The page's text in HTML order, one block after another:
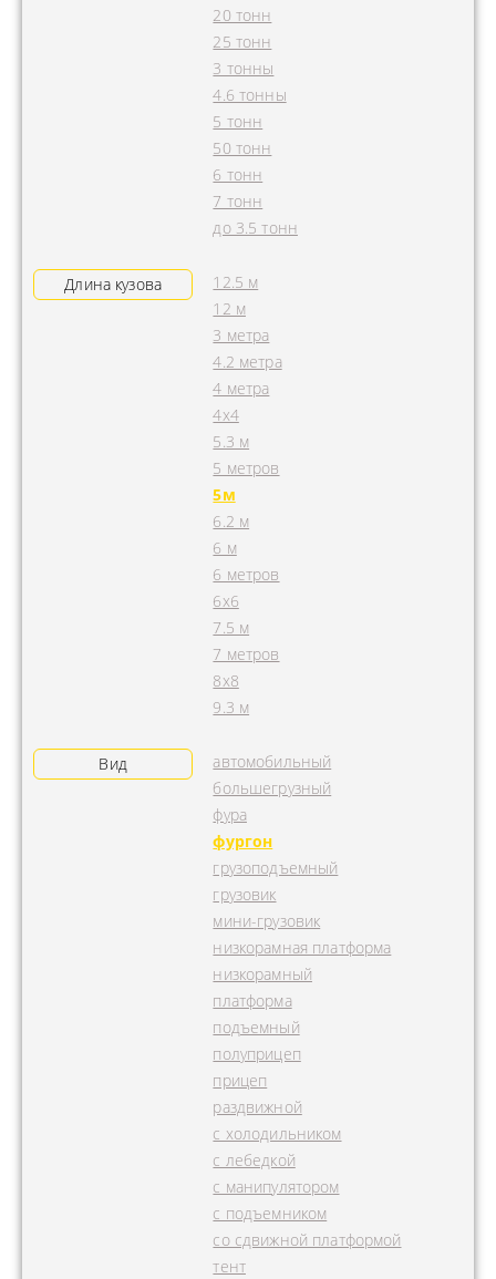
20 тонн
25 тонн
3 тонны
4.6 тонны
5 тонн
50 тонн
6 тонн
7 тонн
до 3.5 тонн
Длина кузова
12.5 м
12 м
3 метра
4.2 метра
4 метра
4x4
5.3 м
5 метров
5м
6.2 м
6 м
6 метров
6х6
7.5 м
7 метров
8х8
9.3 м
Вид
автомобильный
большегрузный
фура
фургон
грузоподъемный
грузовик
мини-грузовик
низкорамная платформа
низкорамный
платформа
подъемный
полуприцеп
прицеп
раздвижной
с холодильником
с лебедкой
с манипулятором
с подъемником
со сдвижной платформой
тент